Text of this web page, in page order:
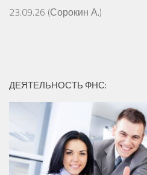
23.09.26 (Сорокин А.)
ДЕЯТЕЛЬНОСТЬ ФНС: